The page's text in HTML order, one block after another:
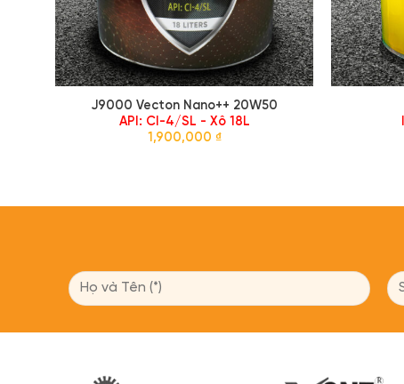
J9000 Vecton Nano++ 20W50
API: CI-4/SL - Xô 18L
1,900,000 ₫